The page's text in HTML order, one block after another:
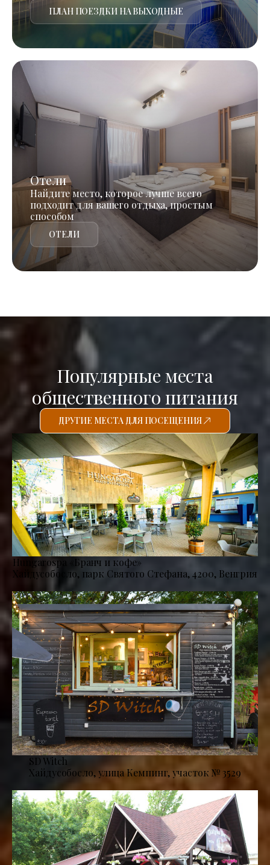
ПЛАН ПОЕЗДКИ НА ВЫХОДНЫЕ
Отели
Найдите место, которое лучше всего
подходит для вашего отдыха, простым
способом
ОТЕЛИ
Популярные места
общественного питания
ДРУГИЕ МЕСТА ДЛЯ ПОСЕЩЕНИЯ
Hungarospa «Бранч и кофе»
Хайдусобосло, парк Святого Стефана, 4200, Венгрия
SD Witch
Хайдусобосло, улица Кемпинг, участок № 3529